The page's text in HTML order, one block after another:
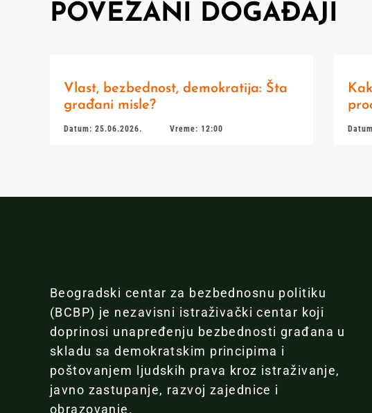
POVEZANI DOGAĐAJI
Vlast, bezbednost, demokratija: Šta
građani misle?
Datum: 25.06.2026. Vreme: 12:00
Beogradski centar za bezbednosnu politiku
(BCBP) je nezavisni istraživački centar koji
doprinosi unapređenju bezbednosti građana u
skladu sa demokratskim principima i
poštovanjem ljudskih prava kroz istraživanje,
javno zastupanje, razvoj zajednice i
obrazovanje.